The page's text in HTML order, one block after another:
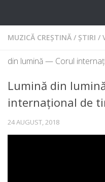
MUZICĂ CREȘTINĂ / ȘTIRI /
din lumină — Corul
Lumină din
internațional de
24 AUGUST, 2018